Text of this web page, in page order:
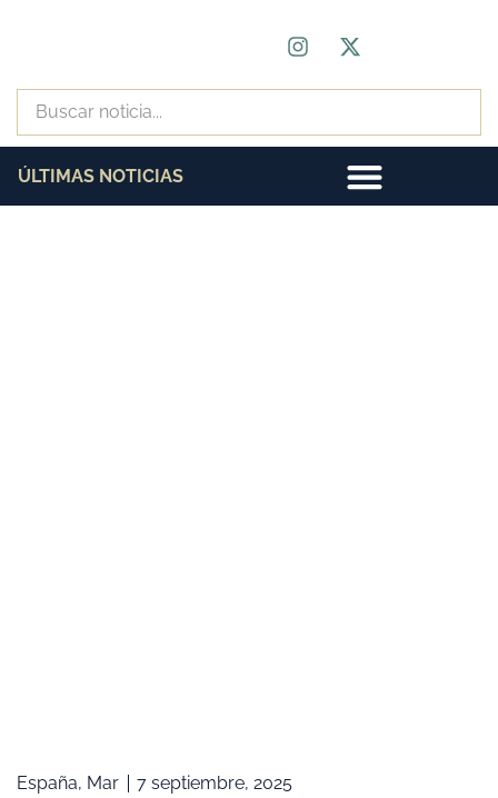
ÚLTIMAS NOTICIAS
España, Mar
7 septiembre, 2025